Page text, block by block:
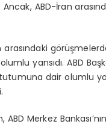
Ancak, ABD-İran
arasındaki
yansıdı. ABD
dair olumlu
ABD Merkez